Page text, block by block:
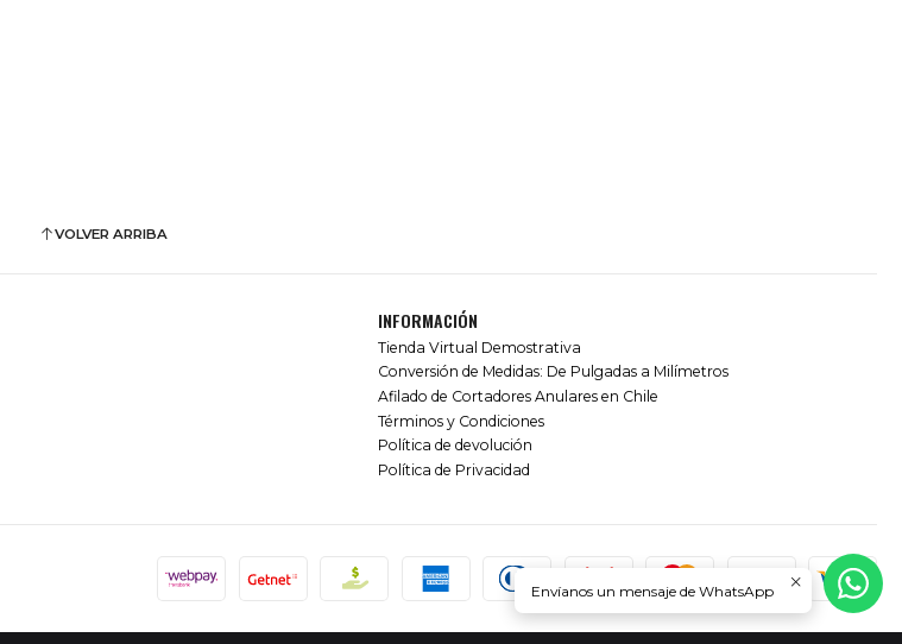
VOLVER ARRIBA
INFORMACIÓN
Tienda Virtual Demostrativa
Conversión de Medidas: De Pulgadas a Milímetros
Afilado de Cortadores Anulares en Chile
Términos y Condiciones
Política de devolución
Política de Privacidad
Envíanos un mensaje de WhatsApp